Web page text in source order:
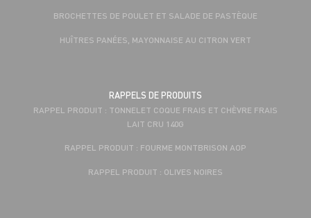
BROCHETTES DE POULET ET SALADE DE PASTÈQUE
HUÎTRES PANÉES, MAYONNAISE AU CITRON VERT
RAPPELS DE PRODUITS
RAPPEL PRODUIT : TONNELET COQUE FRAIS ET CHÈVRE FRAIS
LAIT CRU 140G
RAPPEL PRODUIT : FOURME MONTBRISON AOP
RAPPEL PRODUIT : OLIVES NOIRES